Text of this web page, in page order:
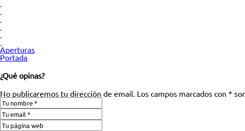
Aperturas
Portada
¿Qué opinas?
No publicaremos tu dirección de email. Los campos marcados con *